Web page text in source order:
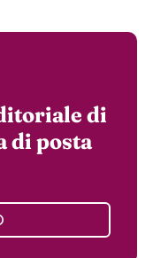
di
di posta